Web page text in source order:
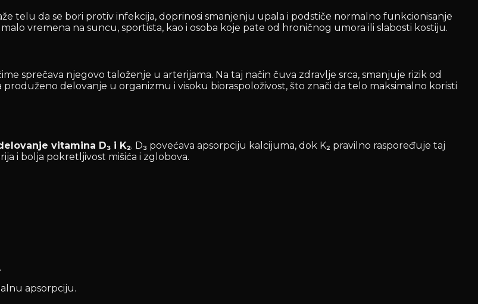
telu da se bori protiv infekcija, doprinosi smanjenju upala i podstiče normalno funkcionisanje
vremena na suncu, sportista, kao i osoba koje pate od hroničnog umora ili slabosti kostiju.
sprečava njegovo taloženje u arterijama. Na taj način čuva zdravlje srca, smanjuje rizik od
delovanje u organizmu i visoku bioraspoloživost, što znači da telo maksimalno koristi
vitamina D₃ i K₂. D₃ povećava apsorpciju kalcijuma, dok K₂ pravilno raspoređuje taj
i bolja pokretljivost mišića i zglobova.
apsorpciju.